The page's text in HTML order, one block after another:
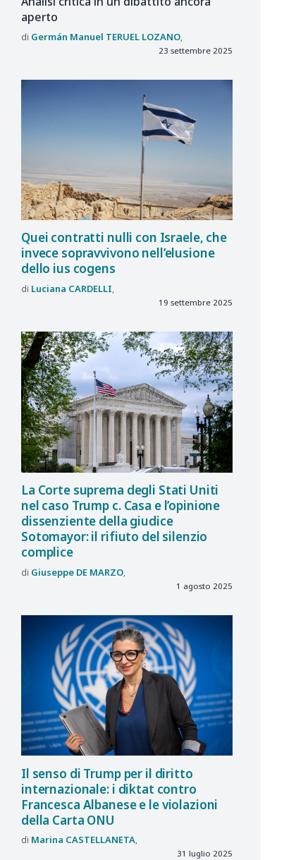
aperto
Germán Manuel TERUEL LOZANO
23 settembre 2025
Quei contratti nulli con Israele, che
invece sopravvivono nell’elusione
dello ius cogens
Luciana CARDELLI
19 settembre 2025
La Corte suprema degli Stati Uniti
nel caso Trump c. Casa e l’opinione
dissenziente della giudice
Sotomayor: il rifiuto del silenzio
complice
Giuseppe DE MARZO
1 agosto 2025
Il senso di Trump per il diritto
internazionale: i diktat contro
Francesca Albanese e le violazioni
della Carta ONU
Marina CASTELLANETA
31 luglio 2025